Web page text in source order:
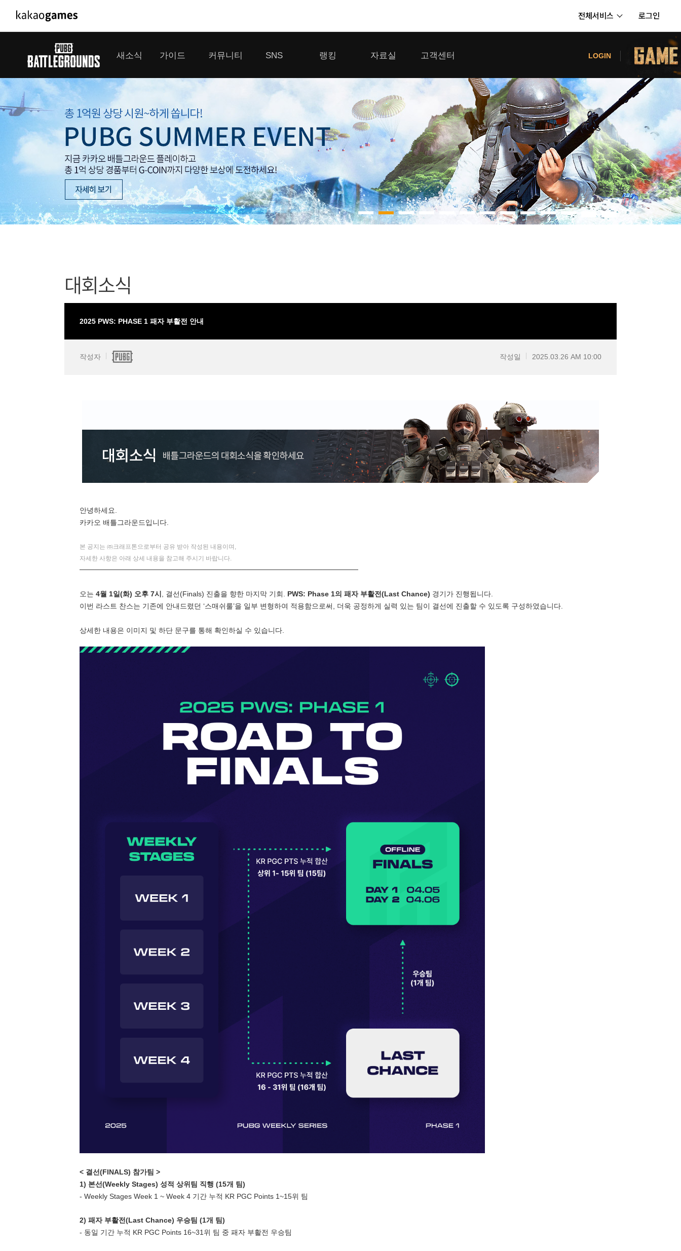
전체서비스 로그인
PC/모바일게임
도깨비의세계
오딘: 발할라 라이징
아키에이지 워
아레스 : 라이즈 오브 가디언즈
배틀그라운드
패스 오브 엑자일
우마무스메 프리티 더비
가디언 테일즈
프린세스 커넥트 Re:Dive
프렌즈팝콘
내정보
보안센터
고객센터
공지사항
카카오게임즈 PC방
게임코인
게임시간선택제
새소식
공지사항
GM소식
이벤트
업데이트
대회소식
가이드
게임 가이드
커뮤니티
미디어 게시판
클랜 라운지
모집 게시판
SNS
톡채널
랭킹
클랜 생존 리더보드
내 전적 히스토리
자료실
다운로드
고객센터
이용제한 이의신청
보안센터
LOGIN
대회소식
2025 PWS: PHASE 1 패자 부활전 안내
작성자 작성일 2025.03.26 AM 10:00
안녕하세요.
카카오 배틀그라운드입니다.
본 공지는 ㈜크래프톤으로부터 공유 받아 작성된 내용이며,
자세한 사항은 아래 상세 내용을 참고해 주시기 바랍니다.
───────────────────────────────────────────────────────
오는 4월 1일(화) 오후 7시 , 결선(Finals) 진출을 향한 마지막 기회. PWS: Phase 1의 패자 부활전(Last Chance) 경기가 진행됩니다.
이번 라스트 찬스는 기존에 안내드렸던 ‘스매쉬룰’을 일부 변형하여 적용함으로써, 더욱 공정하게 실력 있는 팀이 결선에 진출할 수 있도록 구성하였습니다.
상세한 내용은 이미지 및 하단 문구를 통해 확인하실 수 있습니다.
< 결선(FINALS) 참가팀 >
1) 본선(Weekly Stages) 성적 상위팀 직행 (15개 팀)
- Weekly Stages Week 1 ~ Week 4 기간 누적 KR PGC Points 1~15위 팀
2) 패자 부활전(Last Chance) 우승팀 (1개 팀)
- 동일 기간 누적 KR PGC Points 16~31위 팀 중 패자 부활전 우승팀